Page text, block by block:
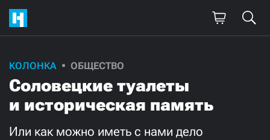
КОЛОНКА ОБЩЕСТВО
Соловецкие туалеты
и историческая память
Или как можно иметь с нами дело
Поддержите
нашу работу!
Ежемесячно Разово